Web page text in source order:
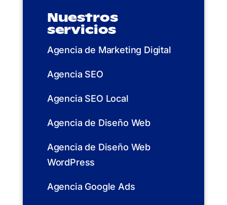
Nuestros
servicios
Agencia de Marketing Digital
Agencia SEO
Agencia SEO Local
Agencia de Diseño Web
Agencia de Diseño Web
WordPress
Agencia Google Ads